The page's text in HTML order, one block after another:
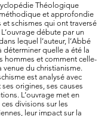
Théologique
et approfondie
et schismes qui ont traversé
L’ouvrage débute par un
lequel l’auteur, l’Abbé
déterminer quelle a été la
hommes et comment celle-
venue du christianisme.
est analysé avec
origines, ses causes
L’ouvrage met en
divisions sur les
leur impact sur la